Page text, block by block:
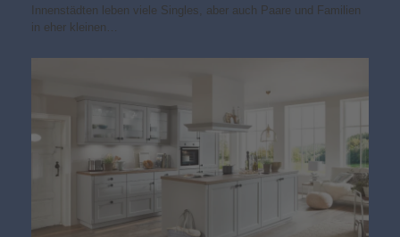
Innenstädten leben viele Singles, aber auch Paare und Familien
in eher kleinen…